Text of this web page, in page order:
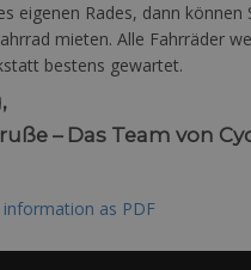
eigenen Rades, dann können
mieten. Alle Fahrräder
bestens gewartet.
– Das Team von
as PDF